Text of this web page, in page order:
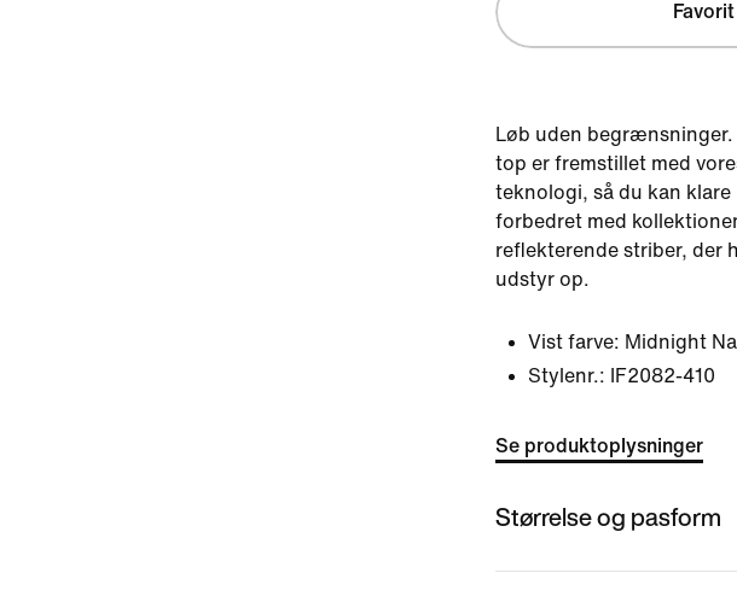
Favorit
Løb uden
top er fremstillet med
teknologi, så du kan klare
forbedret med
reflekterende striber, der
udstyr op.
Vist farve: Midnight
Stylenr.:
IF2082-410
Se produktoplysninger
Størrelse og pasform